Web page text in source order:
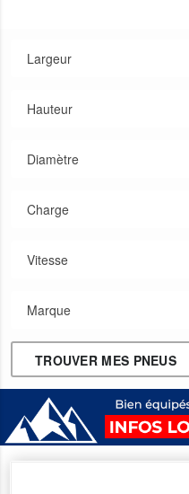
Largeur
Hauteur
Diamètre
Charge
Vitesse
Marque
TROUVER MES PNEUS